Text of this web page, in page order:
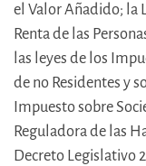
el Valor Añadido; la
Renta de las
las leyes de los
de no Residentes y
Impuesto sobre
Reguladora de las
Decreto Legislativo